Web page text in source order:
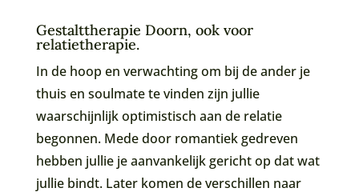
Gestalttherapie Doorn, ook voor
relatietherapie.
In de hoop en verwachting om bij de ander je
thuis en soulmate te vinden zijn jullie
waarschijnlijk optimistisch aan de relatie
begonnen. Mede door romantiek gedreven
hebben jullie je aanvankelijk gericht op dat wat
jullie bindt. Later komen de verschillen naar